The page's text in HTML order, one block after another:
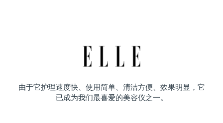
由于它护理速度快、使用简单、清洁方便、效果明显，它
已成为我们最喜爱的美容仪之一。